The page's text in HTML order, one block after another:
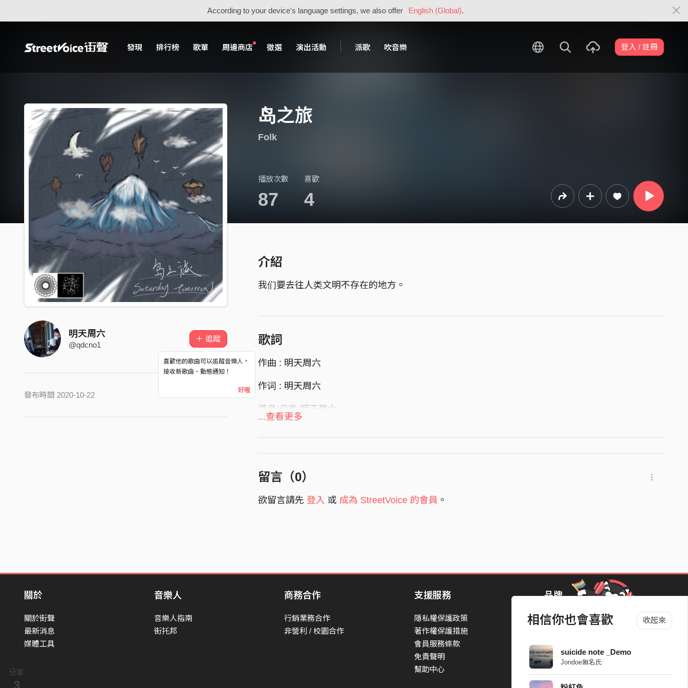
According to your device's language settings, we also offer English (Global).
發現 排行榜 歌單 周邊商店 徵選 演出活動 派歌 吹音樂 登入 / 註冊
分享
相信你也會喜歡 收起來
suicide note _Demo
Jondoe無名氏
岛之旅
Folk
播放次數
87
喜歡
4
明天周六
@qdcno1
＋ 追蹤
喜歡他的歌曲可以追蹤音樂人，
接收新歌曲、動態通知！
好喔
發布時間 2020-10-22
介紹
我们要去往人类文明不存在的地方。
歌詞
作曲 : 明天周六
作词 : 明天周六
混音/母带:明天周六
你不会抗拒的彼岸，那海上的帆
你忘记星辰的暗淡，烟雾的弥漫
奇形怪状的梦，与你的心动
看漆黑的夜空，看海浪颤动
旅程有始无终，也有所不同
当遥远的都不再被掩埋，我可以放弃被爱
...查看更多
留言（0）
欲留言請先 登入 或 成為 StreetVoice 的會員 。
關於
關於街聲
最新消息
媒體工具
音樂人
音樂人指南
街托邦
商務合作
行銷業務合作
非營利 / 校園合作
支援服務
隱私權保護政策
著作權保護措施
會員服務條款
免責聲明
幫助中心
品牌
StreetVoice Awards 街聲音樂獎
Blow 吹音樂
Packer 派歌
SimpleLife 簡單生活節
ParkPark Carnival